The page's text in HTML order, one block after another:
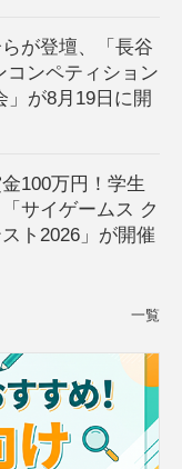
が登壇、「長谷
コンペティション
」が8月19日に開
100万円！学生
サイゲームス ク
ト2026」が開催
一覧